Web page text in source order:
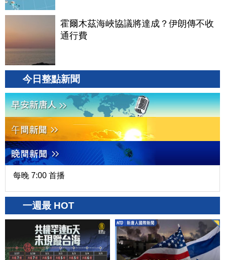
霍爾木茲海峽協議將達成？伊朗傳不收
通行費
今日整點新聞
每晚 7:00 首播
一週最 HOT